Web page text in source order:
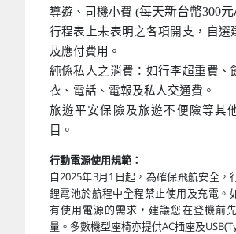
導遊、司機小費 (每天新台幣300
行程表上未表明之各項開支，自選
及應付費用。
純係私人之消費：如行李超重費、
衣、電話、電報及私人交通費。
旅遊平安保險及旅遊不便險等其
目。
行動電源使用規範：
自2025年3月1日起，為確保飛航安全，
鋰電池於航程中全程禁止使用及充電。
有使用電源的需求，建議您在登機前
量。多數機型座椅亦提供AC插座及